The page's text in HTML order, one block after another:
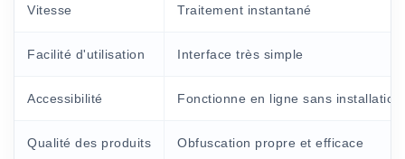
Vitesse Traitement instantané
Facilité d'utilisation Interface très simple
Accessibilité Fonctionne en ligne sans installation
Qualité des produits Obfuscation propre et efficace